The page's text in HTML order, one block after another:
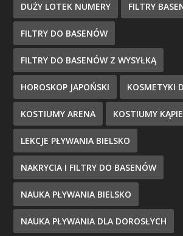
DUŻY LOTEK NUMERY FILTRY
FILTRY DO BASENÓW
FILTRY DO BASENÓW Z WYSYŁKĄ
HOROSKOP JAPOŃSKI KOSMETYKI
KOSTIUMY ARENA KOSTIUMY
LEKCJE PŁYWANIA BIELSKO
NAKRYCIA I FILTRY DO BASENÓW
NAUKA PŁYWANIA BIELSKO
NAUKA PŁYWANIA DLA DOROSŁYCH